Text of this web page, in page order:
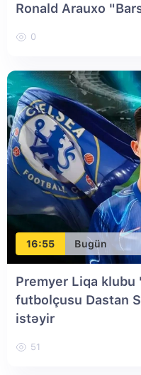
Ronald Arauxo
0
16:55 Bugün
Premyer Liqa klubu
futbolçusu Dastan
istəyir
51